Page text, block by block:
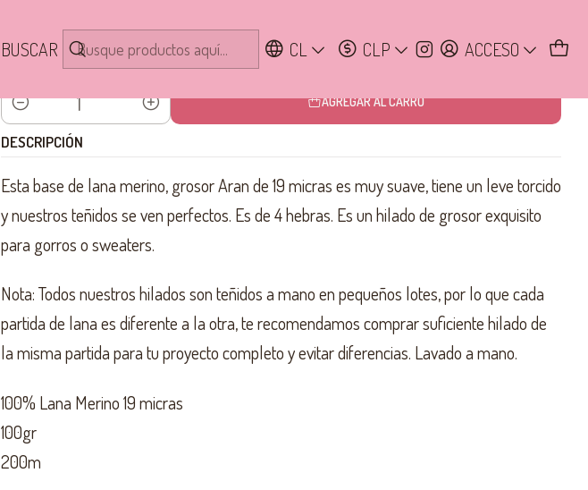
BUSCAR CL CLP ACCESO
Cantidad
AGREGAR AL CARRO
DESCRIPCIÓN
Esta base de lana merino, grosor Aran de 19 micras es muy suave, tiene un leve torcido
y nuestros teñidos se ven perfectos. Es de 4 hebras. Es un hilado de grosor exquisito
para gorros o sweaters.
Nota: Todos nuestros hilados son teñidos a mano en pequeños lotes, por lo que cada
partida de lana es diferente a la otra, te recomendamos comprar suficiente hilado de
la misma partida para tu proyecto completo y evitar diferencias. Lavado a mano.
100% Lana Merino 19 micras
100gr
200m